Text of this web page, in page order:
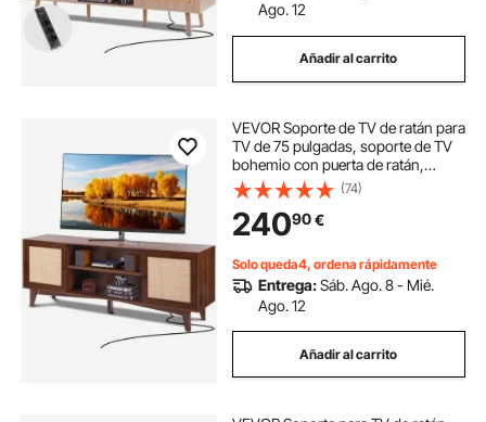
Ago. 12
Añadir al carrito
VEVOR Soporte de TV de ratán para
TV de 75 pulgadas, soporte de TV
bohemio con puerta de ratán,
centro de entretenimiento con
enchufe incorporado, gabinete de
almacenamiento con 2 estantes,
consola de TV moderna para sala
de estar, sala multimedia, nogal
(74)
24090€
Solo queda4, ordena rápidamente
Entrega:Sáb. Ago. 8 - Mié.
Ago. 12
Añadir al carrito